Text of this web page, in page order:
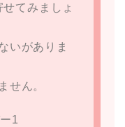
てみましょ
いがありま
せん。
1